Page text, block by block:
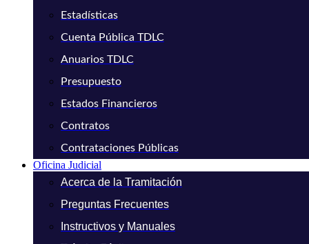
Estadísticas
Cuenta Pública TDLC
Anuarios TDLC
Presupuesto
Estados Financieros
Contratos
Contrataciones Públicas
Oficina Judicial
Acerca de la Tramitación
Preguntas Frecuentes
Instructivos y Manuales